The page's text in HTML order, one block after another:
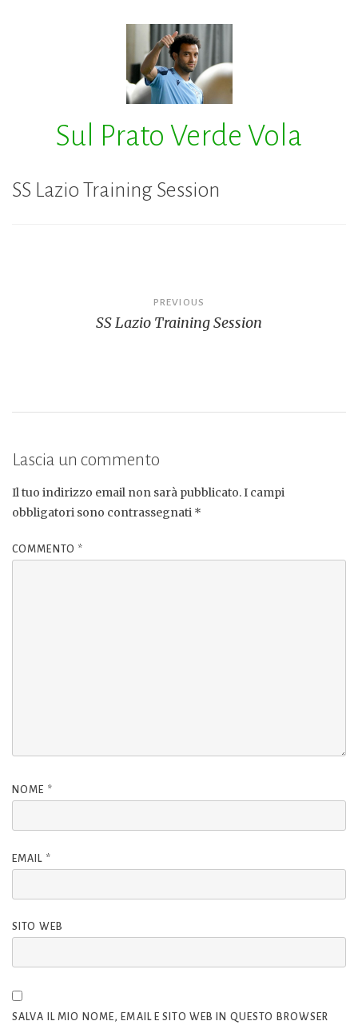
Sul Prato Verde Vola
SS Lazio Training Session
PREVIOUS
SS Lazio Training Session
Lascia un commento
Il tuo indirizzo email non sarà pubblicato.I campi
obbligatori sono contrassegnati *
COMMENTO *
NOME *
EMAIL *
SITO WEB
SALVA IL MIO NOME, EMAIL E SITO WEB IN QUESTO BROWSER